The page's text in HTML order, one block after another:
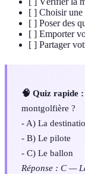
[ ] Choisir une
[ ] Poser des
[ ] Emporter
[ ] Partager
🧠 Quiz rapide :
montgolfière ?
- A) La
- B) Le pilote
- C) Le ballon
Réponse : C —